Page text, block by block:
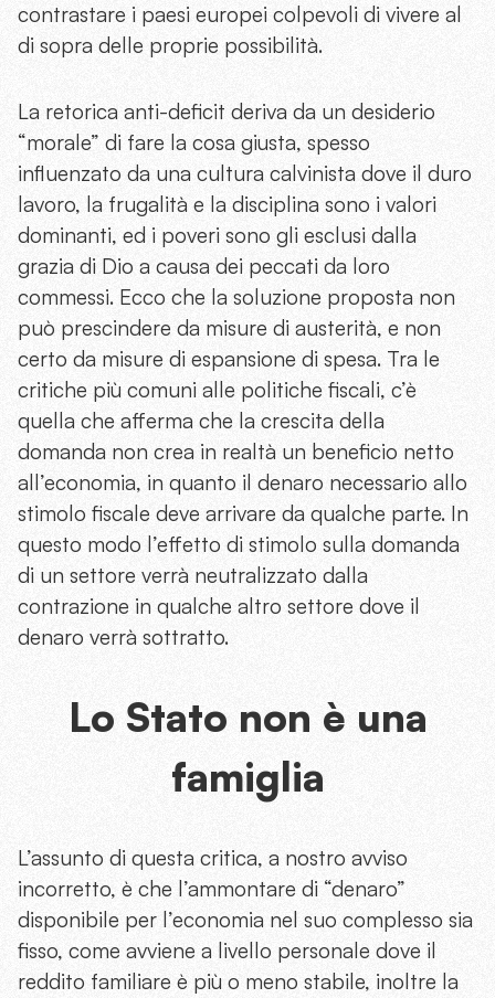
contrastare i paesi europei colpevoli di vivere al
di sopra delle proprie possibilità.
La retorica anti-deficit deriva da un desiderio
“morale” di fare la cosa giusta, spesso
influenzato da una cultura calvinista dove il duro
lavoro, la frugalità e la disciplina sono i valori
dominanti, ed i poveri sono gli esclusi dalla
grazia di Dio a causa dei peccati da loro
commessi. Ecco che la soluzione proposta non
può prescindere da misure di austerità, e non
certo da misure di espansione di spesa. Tra le
critiche più comuni alle politiche fiscali, c’è
quella che afferma che la crescita della
domanda non crea in realtà un beneficio netto
all’economia, in quanto il denaro necessario allo
stimolo fiscale deve arrivare da qualche parte. In
questo modo l’effetto di stimolo sulla domanda
di un settore verrà neutralizzato dalla
contrazione in qualche altro settore dove il
denaro verrà sottratto.
Lo Stato non è una
famiglia
L’assunto di questa critica, a nostro avviso
incorretto, è che l’ammontare di “denaro”
disponibile per l’economia nel suo complesso sia
fisso, come avviene a livello personale dove il
reddito familiare è più o meno stabile, inoltre la